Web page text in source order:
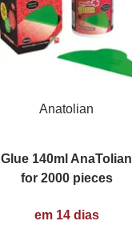
Anatolian
Glue 140ml AnaTolian
for 2000 pieces
em 14 dias